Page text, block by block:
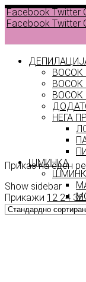
Facebook Twitter
Facebook Twitter
ВОСОК
ВОСОК
ВОСОК
НЕГА
ШМИНКА
Golden
Приказ на еден
Show sidebar
Прикажи 12 24 36